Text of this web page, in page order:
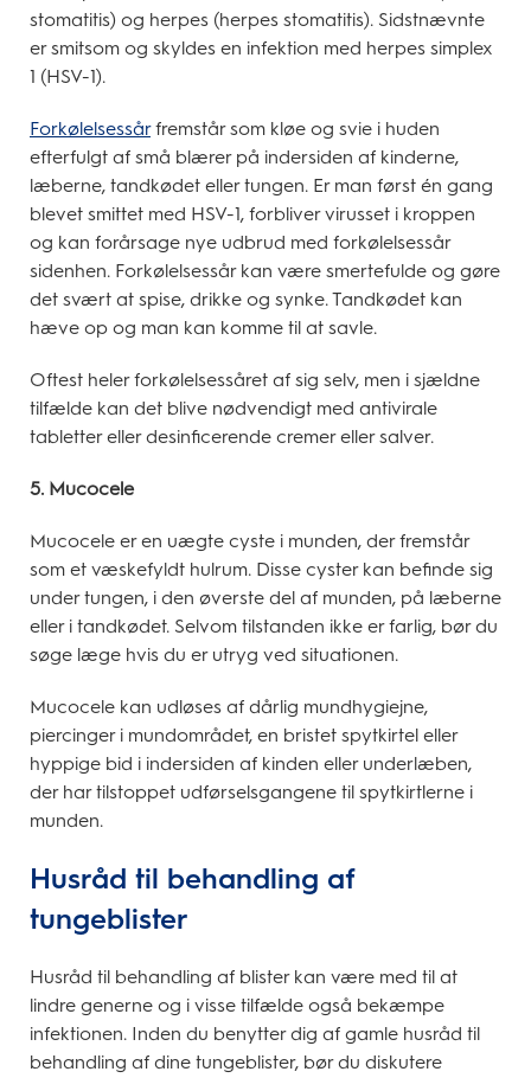
stomatitis) og herpes (herpes stomatitis). Sidstnævnte
er smitsom og skyldes en infektion med herpes simplex
1 (HSV-1).
Forkølelsessårfremstår som kløe og svie i huden
efterfulgt af små blærer på indersiden af kinderne,
læberne, tandkødet eller tungen. Er man først én gang
blevet smittet med HSV-1, forbliver virusset i kroppen
og kan forårsage nye udbrud med forkølelsessår
sidenhen. Forkølelsessår kan være smertefulde og gøre
det svært at spise, drikke og synke. Tandkødet kan
hæve op og man kan komme til at savle.
Oftest heler forkølelsessåret af sig selv, men i sjældne
tilfælde kan det blive nødvendigt med antivirale
tabletter eller desinficerende cremer eller salver.
5. Mucocele
Mucocele er en uægte cyste i munden, der fremstår
som et væskefyldt hulrum. Disse cyster kan befinde sig
under tungen, i den øverste del af munden, på læberne
eller i tandkødet. Selvom tilstanden ikke er farlig, bør du
søge læge hvis du er utryg ved situationen.
Mucocele kan udløses af dårlig mundhygiejne,
piercinger i mundområdet, en bristet spytkirtel eller
hyppige bid i indersiden af kinden eller underlæben,
der har tilstoppet udførselsgangene til spytkirtlerne i
munden.
Husråd til behandling af
tungeblister
Husråd til behandling af blister kan være med til at
lindre generne og i visse tilfælde også bekæmpe
infektionen. Inden du benytter dig af gamle husråd til
behandling af dine tungeblister, bør du diskutere